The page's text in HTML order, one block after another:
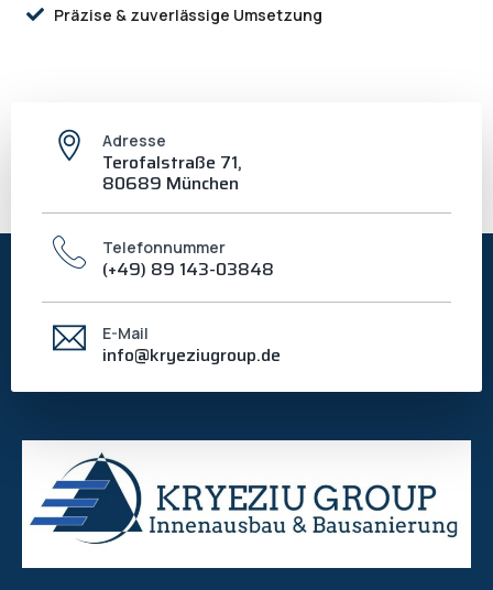
Präzise & zuverlässige Umsetzung
Adresse
Terofalstraße 71,
80689 München
Telefonnummer
(+49) 89 143-03848
E-Mail
info@kryeziugroup.de